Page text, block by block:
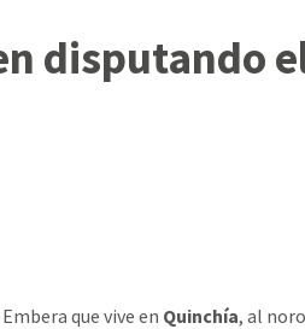
disputando
que vive en Quinchía, al